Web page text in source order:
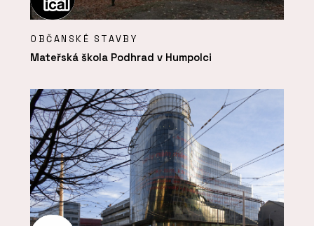
OBČANSKÉ STAVBY
Mateřská škola Podhrad v Humpolci